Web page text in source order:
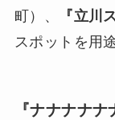
町）、
『立川
スポットを用
『ナナナナナ